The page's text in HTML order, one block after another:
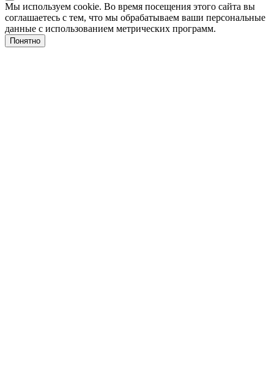
Мы используем cookie. Во время посещения этого сайта вы
соглашаетесь с тем, что мы обрабатываем ваши персональные
данные с использованием метрических программ.
Понятно